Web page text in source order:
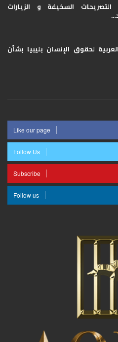
السخيفة و الزيارات
لحقوق الإنسان بليبيا ​بشأن
Like our page
Follow Us
Subscribe
Follow us